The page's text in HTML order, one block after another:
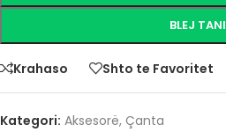
BLEJ TANI
Krahaso Shto te Favoritet
Kategori: Aksesorë, Çanta